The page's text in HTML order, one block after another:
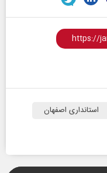
استانداری اصفهان